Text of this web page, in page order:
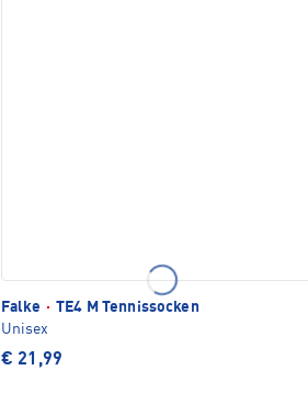
Falke · TE4 M Tennissocken
Unisex
€ 21,99